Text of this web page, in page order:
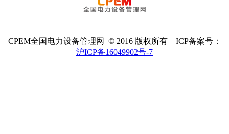
CPEM全国电力设备管理网 © 2016 版权所有 ICP备案号：
沪ICP备16049902号-7